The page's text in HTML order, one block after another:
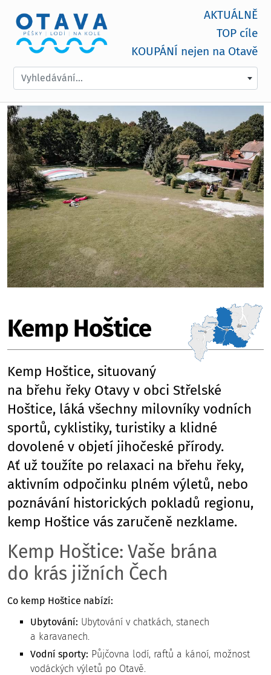
Vyhledávání...
AKTUÁLNĚ
TOP cíle
KOUPÁNÍ nejen na Otavě
Kemp Hoštice
Kemp Hoštice, situovaný
na břehu řeky Otavy v obci Střelské
Hoštice, láká všechny milovníky vodních
sportů, cyklistiky, turistiky a klidné
dovolené v objetí jihočeské přírody.
Ať už toužíte po relaxaci na břehu řeky,
aktivním odpočinku plném výletů, nebo
poznávání historických pokladů regionu,
kemp Hoštice vás zaručeně nezklame.
Kemp Hoštice: Vaše brána
do krás jižních Čech
Co kemp Hoštice nabízí:
Ubytování: Ubytování v chatkách, stanech
a karavanech.
Vodní sporty: Půjčovna lodí, raftů a kánoí, možnost
vodáckých výletů po Otavě.